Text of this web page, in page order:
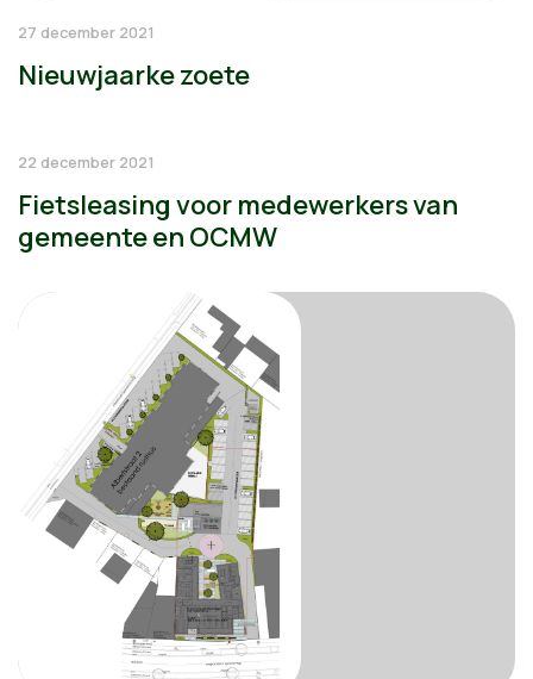
27 december 2021
Nieuwjaarke zoete
22 december 2021
Fietsleasing voor medewerkers van
gemeente en OCMW